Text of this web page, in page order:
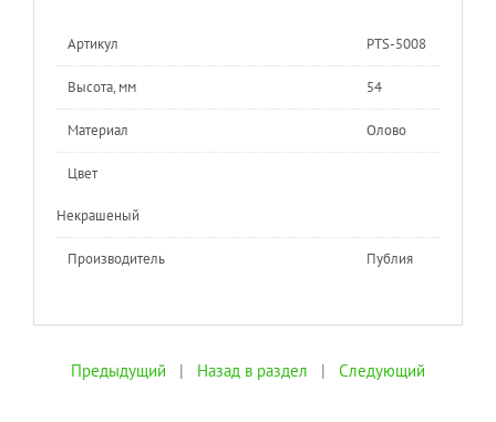
Артикул PTS-5008
Высота, мм 54
Материал Олово
Цвет
Некрашеный
Производитель Публия
Предыдущий | Назад в раздел | Следующий